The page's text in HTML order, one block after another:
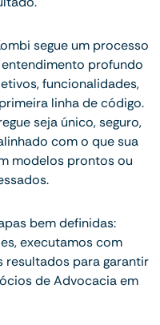
segue um processo
profundo
funcionalidades,
linha de código.
seja único, seguro,
com o que sua
modelos prontos ou
bem definidas:
executamos com
resultados para garantir
de Advocacia em